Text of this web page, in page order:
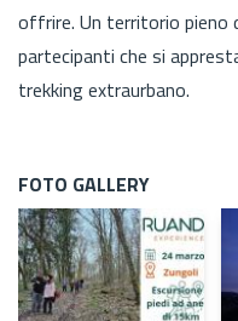
offrire. Un territorio pieno
partecipanti che si
trekking extraurbano.
FOTO GALLERY